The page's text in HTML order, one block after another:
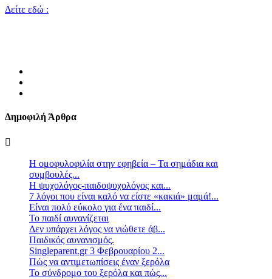
Δείτε εδώ :
Δημοφιλή Άρθρα
Η ομοφυλοφιλία στην εφηβεία – Τα σημάδια και
συμβουλές...
Η ψυχολόγος-παιδοψυχολόγος και...
7 λόγοι που είναι καλό να είστε «κακιά» μαμά!...
Είναι πολύ εύκολο για ένα παιδί...
Το παιδί αυνανίζεται
Δεν υπάρχει λόγος να νιώθετε άβ...
Παιδικός αυνανισμός.
Singleparent.gr 3 Φεβρουαρίου 2...
Πώς να αντιμετωπίσεις έναν ξερόλα
Το σύνδρομο του ξερόλα και πώς...